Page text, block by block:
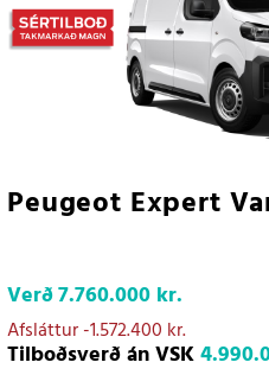
Peugeot Expert
Verð7.760.000 kr.
Afsláttur-1.572.400 kr.
Tilboðsverð án VSK